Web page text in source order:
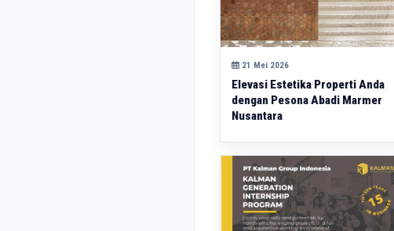
21 Mei 2026
Elevasi Estetika Properti Anda
dengan Pesona Abadi Marmer
Nusantara